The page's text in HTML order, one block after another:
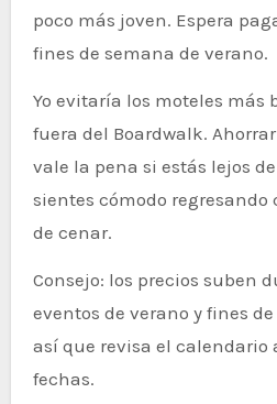
poco más joven. Espera
fines de semana de verano.
Yo evitaría los moteles más
fuera del Boardwalk.
vale la pena si estás lejos
sientes cómodo
de cenar.
Consejo: los precios suben
eventos de verano y fines
así que revisa el calendario
fechas.